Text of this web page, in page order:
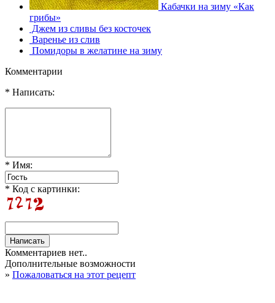
Кабачки на зиму «Как
грибы»
Джем из сливы без косточек
Варенье из слив
Помидоры в желатине на зиму
Комментарии
* Написать:
* Имя:
* Код с картинки:
Комментариев нет..
Дополнительные возможности
» Пожаловаться на этот рецепт